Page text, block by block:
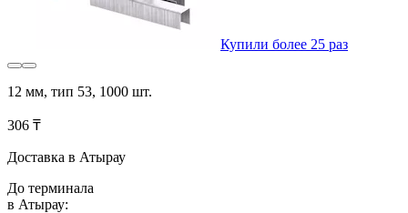
Купили более 25 раз
12 мм, тип 53, 1000 шт.
306 ₸
Доставка в Атырау
До терминала
в Атырау: